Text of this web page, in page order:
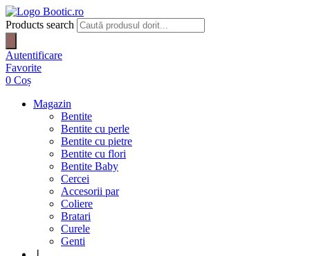
Products search
Autentificare
Favorite
0 Coș
Magazin
Bentite
Bentite cu perle
Bentite cu pietre
Bentite cu flori
Bentite Baby
Cercei
Accesorii par
Coliere
Bratari
Curele
Genti